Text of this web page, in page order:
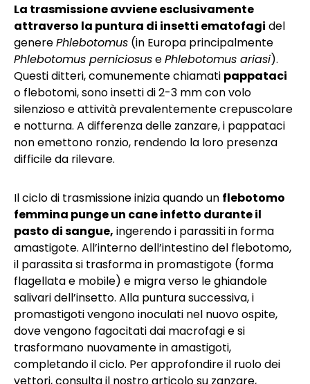
La trasmissione avviene esclusivamente
attraverso la puntura di insetti ematofagi del
generePhlebotomus (in Europa principalmente
Phlebotomus perniciosusePhlebotomus ariasi).
Questi ditteri, comunemente chiamati pappataci
o flebotomi, sono insetti di 2-3 mm con volo
silenzioso e attività prevalentemente crepuscolare
e notturna. A differenza delle zanzare, i pappataci
non emettono ronzio, rendendo la loro presenza
difficile da rilevare.
Il ciclo di trasmissione inizia quando un flebotomo
femmina punge un cane infetto durante il
pasto di sangue, ingerendo i parassiti in forma
amastigote. All’interno dell’intestino del flebotomo,
il parassita si trasforma in promastigote (forma
flagellata e mobile) e migra verso le ghiandole
salivari dell’insetto. Alla puntura successiva, i
promastigoti vengono inoculati nel nuovo ospite,
dove vengono fagocitati dai macrofagi e si
trasformano nuovamente in amastigoti,
completando il ciclo. Per approfondire il ruolo dei
vettori, consulta il nostro articolo su zanzare,